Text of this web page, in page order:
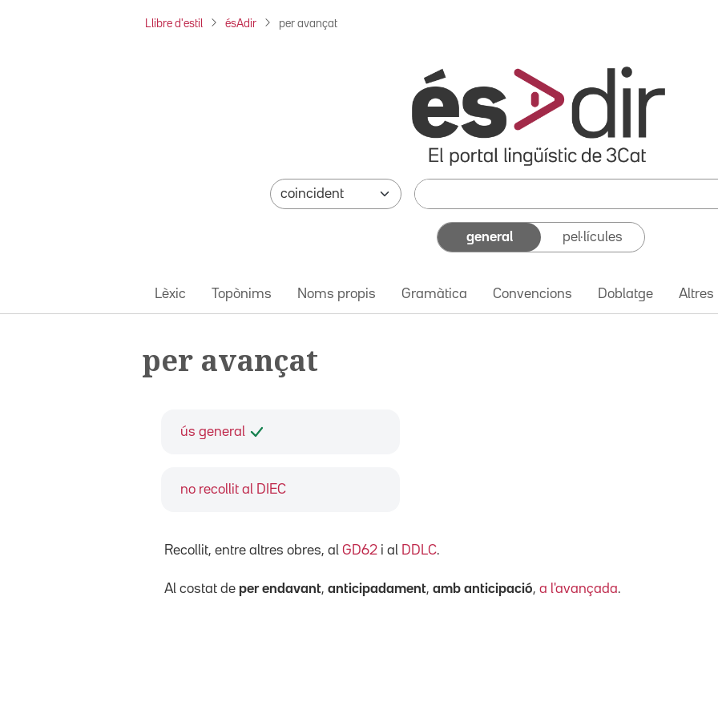
Llibre d'estil ésAdir per avançat
general pel·lícules
Lèxic Topònims Noms propis Gramàtica Convencions Doblatge Altres
per avançat
ús general
no recollit al DIEC
Recollit, entre altres obres, al GD62 i al DDLC.
Al costat de per endavant, anticipadament, amb anticipació, a l'avançada.